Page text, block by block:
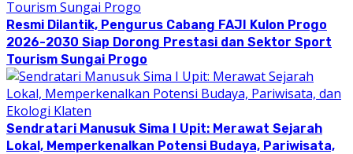
Resmi Dilantik, Pengurus Cabang FAJI Kulon Progo
2026-2030 Siap Dorong Prestasi dan Sektor Sport
Tourism Sungai Progo
Sendratari Manusuk Sima I Upit: Merawat Sejarah
Lokal, Memperkenalkan Potensi Budaya, Pariwisata,